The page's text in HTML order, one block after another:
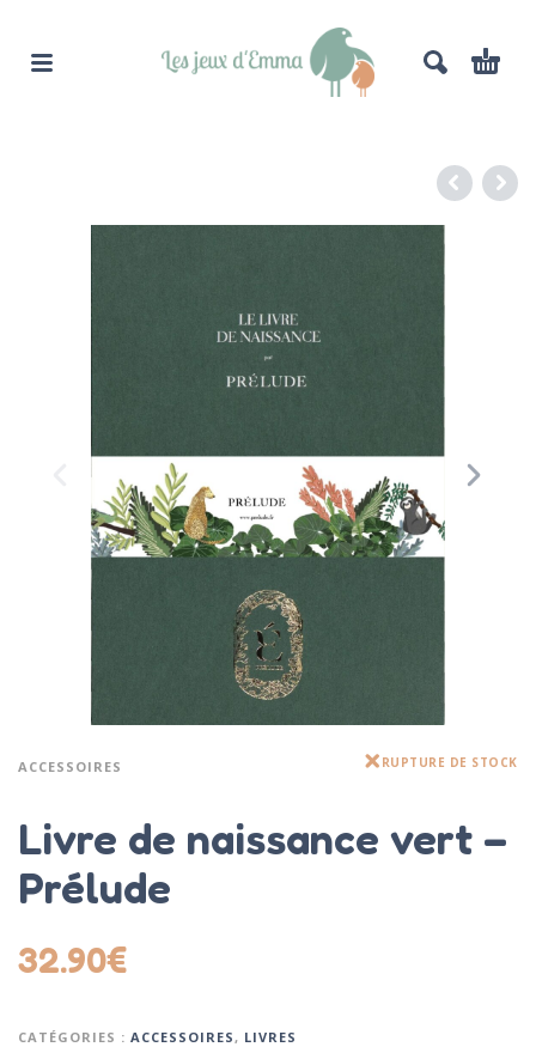
ACCESSOIRES RUPTURE DE STOCK
Livre de naissance vert –
Prélude
32.90€
CATÉGORIES : ACCESSOIRES , LIVRES